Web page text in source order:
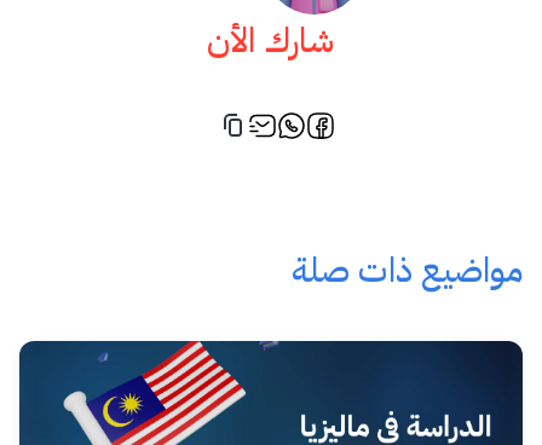
شارك الأن
مواضيع ذات صلة